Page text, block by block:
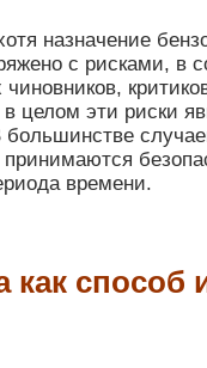
назначение
с рисками, в
чиновников,
целом эти риски
времени.
как способ